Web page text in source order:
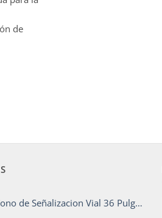
de
de Señalizacion Vial 36 Pulgadas Base Pesada